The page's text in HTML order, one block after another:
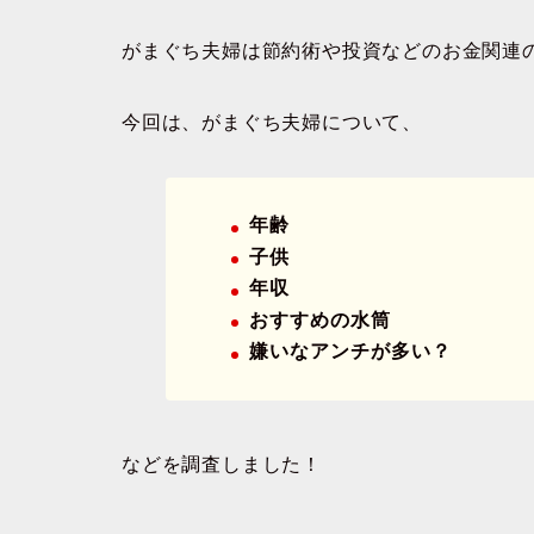
がまぐち夫婦は節約術や投資などのお金関
今回は、がまぐち夫婦について、
年齢
子供
年収
おすすめの水筒
嫌いなアンチが多い？
などを調査しました！